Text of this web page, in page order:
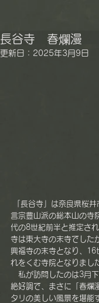
長谷寺 春爛漫
更新日： 2025年3月9日
言宗豊山派の総本山の寺
代の8世紀前半と推定さ
寺は東大寺の末寺でした
興福寺の末寺となり、16
れをくむ寺院となりまし
私が訪問したのは3月
絶好調で、まさに「春爛
タリの美しい風景を堪能